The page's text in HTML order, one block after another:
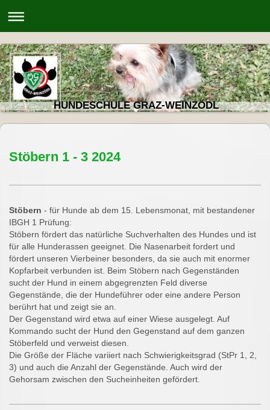
HUNDESCHULE GRAZ-WEINZÖDL
Stöbern 1 - 3 2024
Stöbern - für Hunde ab dem 15. Lebensmonat, mit bestandener
IBGH 1 Prüfung:
Stöbern fördert das natürliche Suchverhalten des Hundes und ist
für alle Hunderassen geeignet. Die Nasenarbeit fordert und
fördert unseren Vierbeiner besonders, da sie auch mit enormer
Kopfarbeit verbunden ist. Beim Stöbern nach Gegenständen
sucht der Hund in einem abgegrenzten Feld diverse
Gegenstände, die der Hundeführer oder eine andere Person
berührt hat und zeigt sie an.
Der Gegenstand wird etwa auf einer Wiese ausgelegt. Auf
Kommando sucht der Hund den Gegenstand auf dem ganzen
Stöberfeld und verweist diesen.
Die Größe der Fläche variiert nach Schwierigkeitsgrad (StPr 1, 2,
3) und auch die Anzahl der Gegenstände. Auch wird der
Gehorsam zwischen den Sucheinheiten gefördert.